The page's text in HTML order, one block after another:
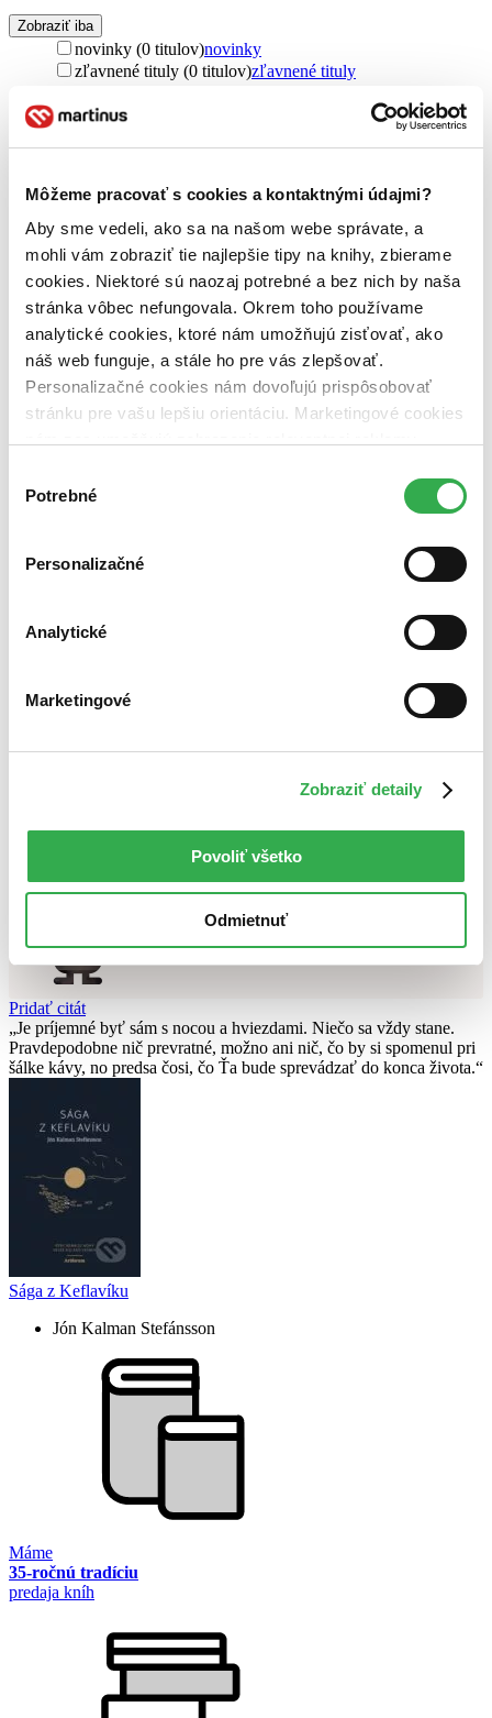
Môžeme pracovať s cookies a kontaktnými údajmi?
Aby sme vedeli, ako sa na našom webe správate, a
mohli vám zobraziť tie najlepšie tipy na knihy, zbierame
cookies. Niektoré sú naozaj potrebné a bez nich by naša
stránka vôbec nefungovala. Okrem toho používame
analytické cookies, ktoré nám umožňujú zisťovať, ako
náš web funguje, a stále ho pre vás zlepšovať.
Personalizačné cookies nám dovoľujú prispôsobovať
stránku pre vašu lepšiu orientáciu. Marketingové cookies
nám pomohlo, keby sme mohli používať všetky tieto
súhlasu
Potrebné
Personalizačné
Analytické
Marketingové
Zobraziť detaily
Povoliť všetko
Odmietnuť
Zobraziť iba
novinky (0 titulov)novinky
zľavnené tituly (0 titulov)zľavnené tituly
Dostupnosť
na centrálnom sklade
dostupná (bez vypredaných) (0 titulov)dostupná (bez
vypredaných)
Nové / čítané
nová (0 titulov)nová
čítaná (0 titulov)čítaná
čítaná - výborný stav (0 titulov)
čítaná - výborný stav
čítaná - mierne opotrebovaná (0 titulov)
čítaná - mierne
opotrebovaná
čítané verzie vypredaných kníh (0 titulov)čítané verzie
vypredaných kníh
Zúžiť výber
Zoradiť
Novinky
Najvyššia zľava
Použité filtre
Skúste prosím zmeniť vyhľadávaný výraz.
Chcete poradiť knihu?
Pridať citát
Je príjemné byť sám s nocou a hviezdami. Niečo sa vždy stane.
Pravdepodobne nič prevratné, možno ani nič, čo by si spomenul pri
šálke kávy, no predsa čosi, čo Ťa bude sprevádzať do konca života.
Sága z Keflavíku
Jón Kalman Stefánsson
Máme
35-ročnú tradíciu
predaja kníh